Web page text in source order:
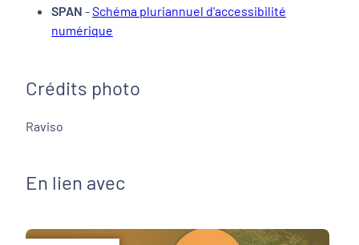
SPAN -Schéma pluriannuel d'accessibilité
numérique
Crédits photo
Raviso
En lien avec